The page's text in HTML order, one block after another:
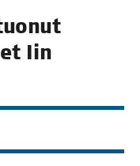
Iin